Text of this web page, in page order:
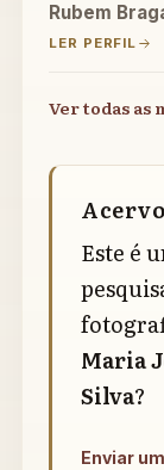
Rubem
LER PERFIL
Ver todas as
Este é
Maria
Silva?
Enviar